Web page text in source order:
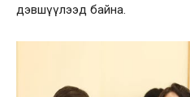
дэвшүүлээд байна.